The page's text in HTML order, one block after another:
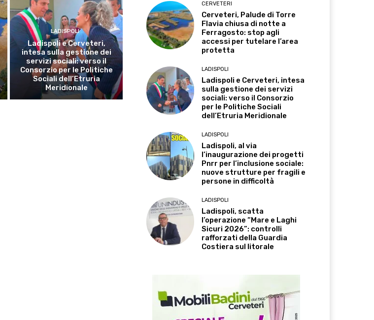
LADISPOLI
Ladispoli e Cerveteri,
intesa sulla gestione dei
servizi sociali: verso il
Consorzio per le Politiche
Sociali dell’Etruria
Meridionale
CERVETERI
Cerveteri, Palude di Torre
Flavia chiusa di notte a
Ferragosto: stop agli
accessi per tutelare l’area
protetta
LADISPOLI
Ladispoli e Cerveteri, intesa
sulla gestione dei servizi
sociali: verso il Consorzio
per le Politiche Sociali
dell’Etruria Meridionale
LADISPOLI
Ladispoli, al via
l’inaugurazione dei progetti
Pnrr per l’inclusione sociale:
nuove strutture per fragili e
persone in difficoltà
LADISPOLI
Ladispoli, scatta
l’operazione “Mare e Laghi
Sicuri 2026”: controlli
rafforzati della Guardia
Costiera sul litorale